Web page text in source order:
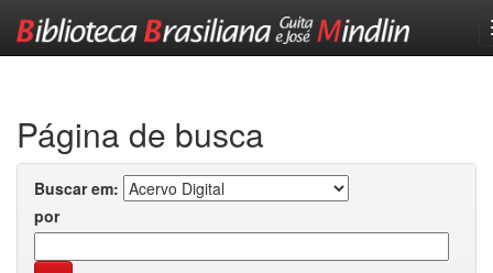
Página de busca
Buscar em:
por